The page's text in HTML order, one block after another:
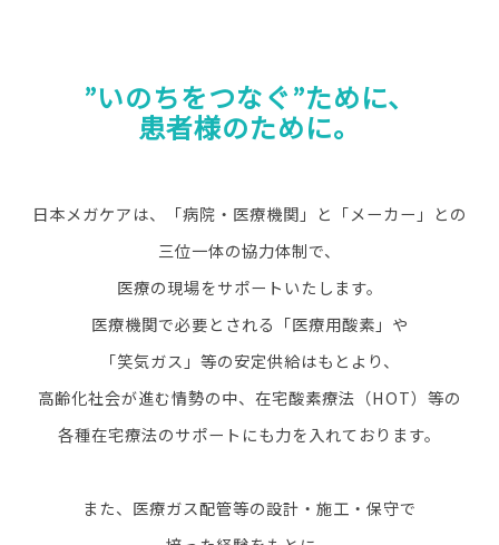
”いのちをつなぐ”ために、
患者様のために。
日本メガケアは、「病院・医療機関」と「メーカー」との
三位一体の協力体制で、
医療の現場をサポートいたします。
医療機関で必要とされる「医療用酸素」や
「笑気ガス」等の安定供給はもとより、
高齢化社会が進む情勢の中、在宅酸素療法（HOT）等の
各種在宅療法のサポートにも力を入れております。
また、医療ガス配管等の設計・施工・保守で